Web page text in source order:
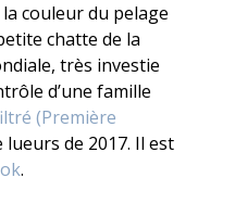
couleur du pelage
chatte de la
très investie
d’une famille
(Première
de 2017. Il est
.